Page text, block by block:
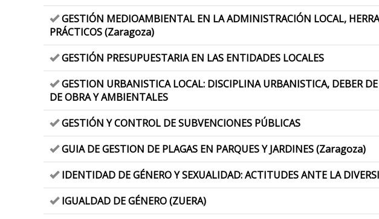
GESTIÓN MEDIOAMBIENTAL EN LA ADMINISTRACIÓN LOCAL,
PRÁCTICOS (Zaragoza)
GESTIÓN PRESUPUESTARIA EN LAS ENTIDADES LOCALES
GESTION URBANISTICA LOCAL: DISCIPLINA URBANISTICA, DEBER
DE OBRA Y AMBIENTALES
GESTIÓN Y CONTROL DE SUBVENCIONES PÚBLICAS
GUIA DE GESTION DE PLAGAS EN PARQUES Y JARDINES (Zaragoza)
IDENTIDAD DE GÉNERO Y SEXUALIDAD: ACTITUDES ANTE LA
IGUALDAD DE GÉNERO (ZUERA)